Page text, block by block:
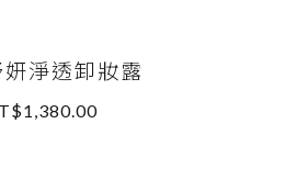
淨透卸妝露